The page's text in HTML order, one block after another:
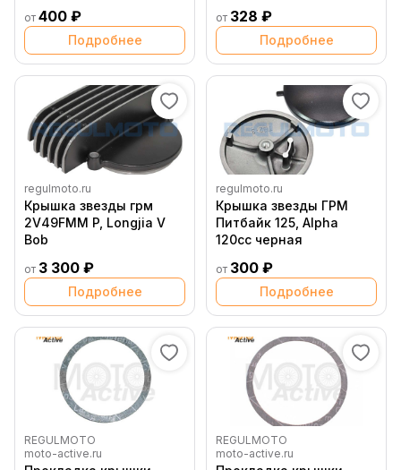
от 400 ₽
Подробнее
от 328 ₽
Подробнее
regulmoto.ru
Крышка звезды грм
2V49FMM P, Longjia V
Bob
от 3 300 ₽
Подробнее
regulmoto.ru
Крышка звезды ГРМ
Питбайк 125, Alpha
120сс черная
от 300 ₽
Подробнее
REGULMOTO
moto-active.ru
REGULMOTO
moto-active.ru